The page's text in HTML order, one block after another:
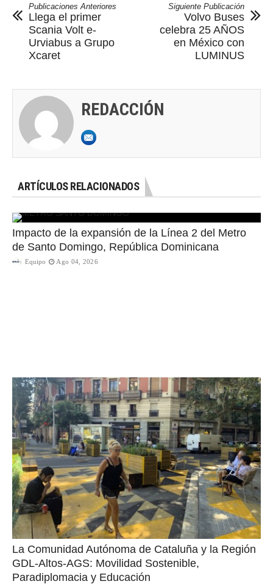
Publicaciones Anteriores
Llega el primer
Scania Volt e-
Urviabus a Grupo
Xcaret
Siguiente Publicación
Volvo Buses
celebra 25 AÑOS
en México con
LUMINUS
REDACCIÓN
ARTÍCULOS RELACIONADOS
Impacto de la expansión de la Línea 2 del Metro
de Santo Domingo, República Dominicana
Equipo Ago 04, 2026
La Comunidad Autónoma de Cataluña y la Región
GDL-Altos-AGS: Movilidad Sostenible,
Paradiplomacia y Educación